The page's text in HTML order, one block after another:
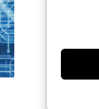
Giunta